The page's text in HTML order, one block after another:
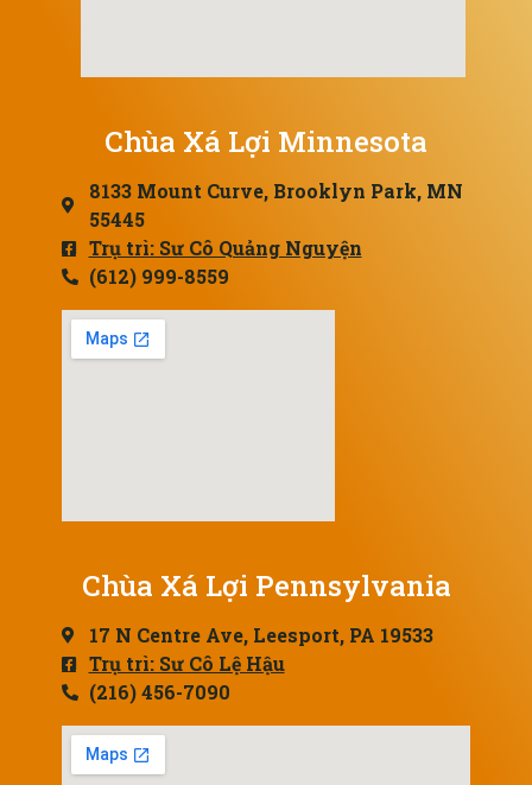
Chùa Xá Lợi Minnesota
8133 Mount Curve, Brooklyn Park, MN
55445
Trụ trì: Sư Cô Quảng Nguyện
(612) 999-8559
Chùa Xá Lợi Pennsylvania
17 N Centre Ave, Leesport, PA 19533
Trụ trì: Sư Cô Lệ Hậu
(216) 456-7090